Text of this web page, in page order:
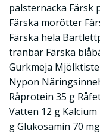
palsternacka Färsk
Färska morötter
Färska hela
tranbär Färska
Gurkmeja
Nypon
Råprotein 35 g
Vatten 12 g Kalcium
g Glukosamin 70